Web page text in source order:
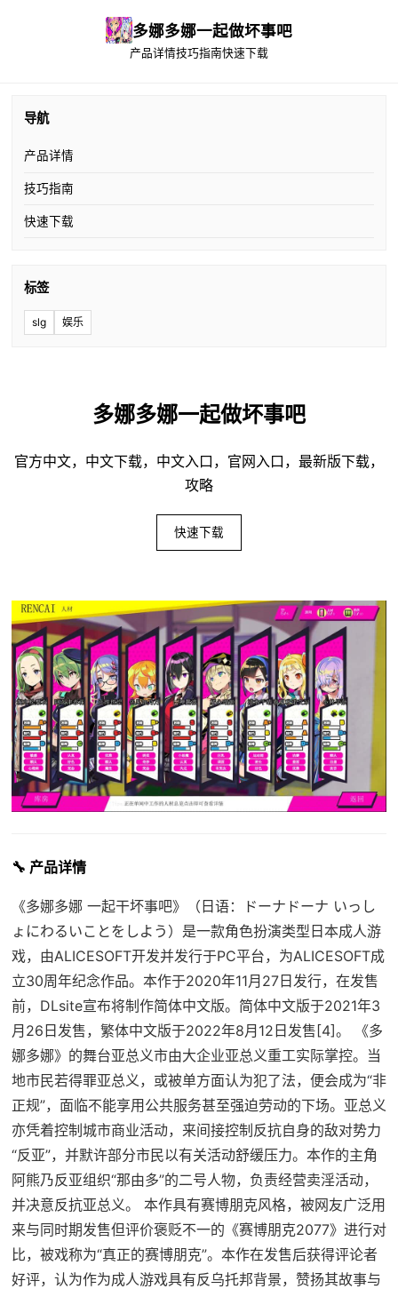
多娜多娜一起做坏事吧
产品详情技巧指南快速下载
导航
产品详情
技巧指南
快速下载
标签
slg 娱乐
多娜多娜一起做坏事吧
官方中文，中文下载，中文入口，官网入口，最新版下载，
攻略
快速下载
🔧 产品详情
《多娜多娜 一起干坏事吧》（日语：ドーナドーナ いっし
ょにわるいことをしよう）是一款角色扮演类型日本成人游
戏，由ALICESOFT开发并发行于PC平台，为ALICESOFT成
立30周年纪念作品。本作于2020年11月27日发行，在发售
前，DLsite宣布将制作简体中文版。简体中文版于2021年3
月26日发售，繁体中文版于2022年8月12日发售[4]。 《多
娜多娜》的舞台亚总义市由大企业亚总义重工实际掌控。当
地市民若得罪亚总义，或被单方面认为犯了法，便会成为“非
正规”，面临不能享用公共服务甚至强迫劳动的下场。亚总义
亦凭着控制城市商业活动，来间接控制反抗自身的敌对势力
“反亚”，并默许部分市民以有关活动舒缓压力。本作的主角
阿熊乃反亚组织“那由多”的二号人物，负责经营卖淫活动，
并决意反抗亚总义。 本作具有赛博朋克风格，被网友广泛用
来与同时期发售但评价褒贬不一的《赛博朋克2077》进行对
比，被戏称为“真正的赛博朋克”。本作在发售后获得评论者
好评，认为作为成人游戏具有反乌托邦背景，赞扬其故事与